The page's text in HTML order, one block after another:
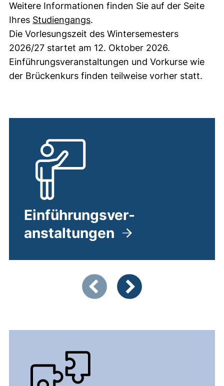
Weitere Informationen finden Sie auf der Seite
Ihres Studiengangs.
Die Vorlesungszeit des Wintersemesters
2026/27 startet am 12. Oktober 2026.
Einführungsveranstaltungen und Vorkurse wie
der Brückenkurs finden teilweise vorher statt.
Einführungsver-
anstaltungen
Zeigt Folie 1 von 5